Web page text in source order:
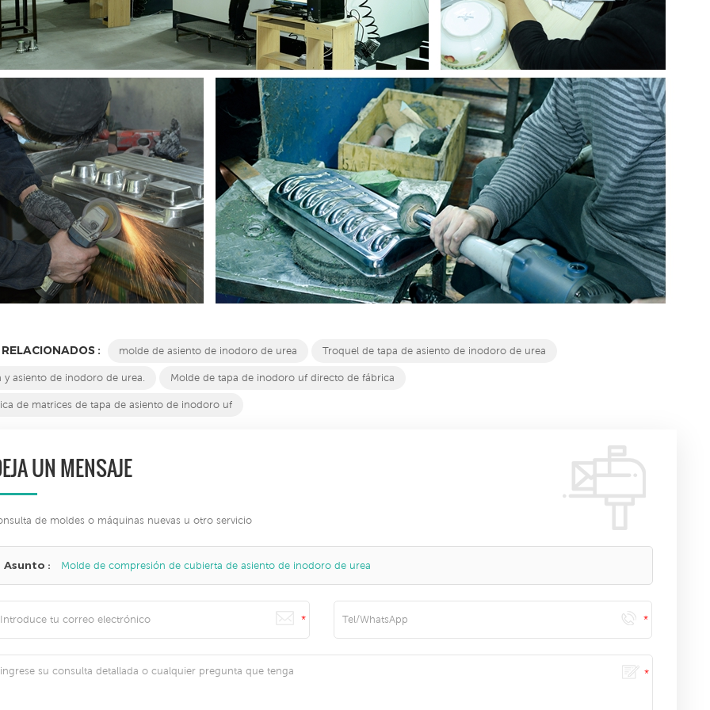
: molde de asiento de inodoro de urea Troquel de tapa de asiento de inodoro de urea
y asiento de inodoro de urea. Molde de tapa de inodoro uf directo de fábrica
de matrices de tapa de asiento de inodoro uf
UN MENSAJE
de moldes o máquinas nuevas u otro servicio
Asunto : Molde de compresión de cubierta de asiento de inodoro de urea